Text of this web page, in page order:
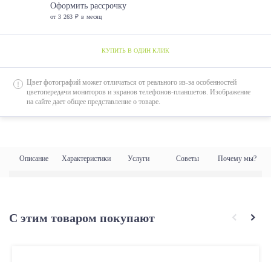
Описание Характеристики Услуги Советы Почему мы?
Оформить рассрочку
от 3 263 ₽ в месяц
КУПИТЬ В ОДИН КЛИК
Цвет фотографий может отличаться от реального из-за особенностей
цветопередачи мониторов и экранов телефонов-планшетов. Изображение
на сайте дает общее представление о товаре.
С этим товаром покупают